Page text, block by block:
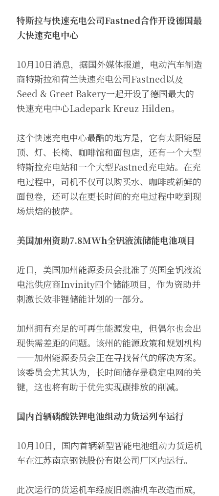
特斯拉与快速充电公司Fastned合作开设德国最
大快速充电中心
10月10日消息，据国外媒体报道，电动汽车制造
商特斯拉和荷兰快速充电公司Fastned以及
Seed & Greet Bakery一起开设了德国最大的
快速充电中心Ladepark Kreuz Hilden。
这个快速充电中心最酷的地方是，它有太阳能屋
顶、灯、长椅、咖啡馆和面包店，还有一个大型
特斯拉充电站和一个大型Fastned充电站。在充
电过程中，司机不仅可以购买水、咖啡或新鲜的
面包卷，还可以在更长时间的充电过程中吃到现
场烘焙的披萨。
美国加州资助7.8MWh全钒液流储能电池项目
近日，美国加州能源委员会批准了英国全钒液流
电池供应商Invinity四个储能项目，作为资助并
刺激长效非锂储能计划的一部分。
加州拥有充足的可再生能源发电，但偶尔也会出
现供需差距的问题。该州的能源政策和规划机构
——加州能源委员会正在寻找替代的解决方案。
该委员会尤其认为，长时间储存是稳定电网的关
键，这也将有助于优先实现碳排放的削减。
国内首辆磷酸铁锂电池组动力货运列车运行
10月10日，国内首辆新型智能电池组动力货运机
车在江苏南京钢铁股份有限公司厂区内运行。
此次运行的货运机车经废旧燃油机车改造而成，